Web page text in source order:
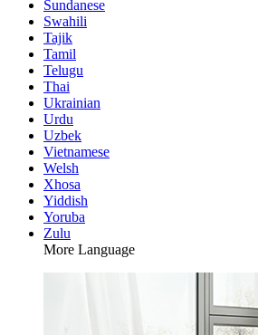
Sundanese
Swahili
Tajik
Tamil
Telugu
Thai
Ukrainian
Urdu
Uzbek
Vietnamese
Welsh
Xhosa
Yiddish
Yoruba
Zulu
More Language